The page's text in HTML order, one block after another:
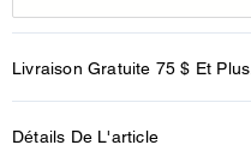
Livraison Gratuite 75 $ Et Plus.
Détails De L'article